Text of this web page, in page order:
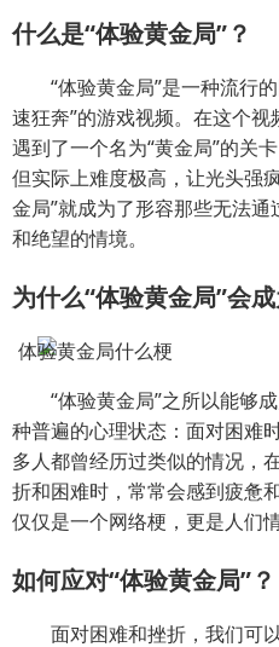
什么是“体验黄金局”？
“体验黄金局”是一种流行
速狂奔”的游戏视频。在这个
遇到了一个名为“黄金局”的关
但实际上难度极高，让光头强
金局”就成为了形容那些无法
和绝望的情境。
为什么“体验黄金局”会
“体验黄金局”之所以能够
种普遍的心理状态：面对困难
多人都曾经历过类似的情况，
折和困难时，常常会感到疲惫
仅仅是一个网络梗，更是人们
如何应对“体验黄金局”？
面对困难和挫折，我们可